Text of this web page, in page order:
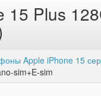
Plus
Apple iPhone 15
sim+E-sim